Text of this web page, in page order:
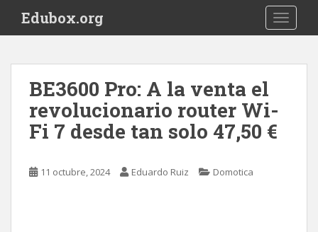
i
Edubox.org
BE3600 Pro: A la venta el
revolucionario router Wi-
Fi 7 desde tan solo 47,50 €
11 octubre, 2024 Eduardo Ruiz Domotica